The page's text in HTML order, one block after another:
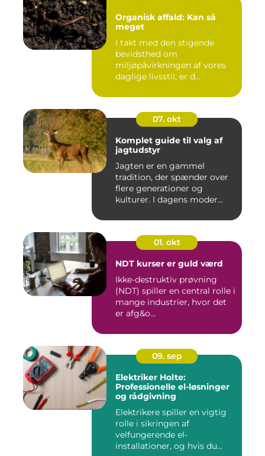
Organisk affald: Kan så
meget
I takt med den stigende
bevidsthed om
miljøpåvirkningen af vores
daglige livsstil, er d...
07. okt
Komplet guide til valg af
jagtudstyr
Jagten er en gammel
tradition, der spænder over
flere generationer og
kulturer. I dagens moder...
01. okt
NDT kurser er guld værd
Ikke-destruktiv prøvning
(NDT) spiller en central rolle i
mange industrier, hvor det
er afg&o...
09. sep
Elektriker Holte:
Professionelle el-løsninger
og rådgivning
Elektrikere spiller en vigtig
rolle i sikringen af
velfungerende el-
installationer, og hvis du